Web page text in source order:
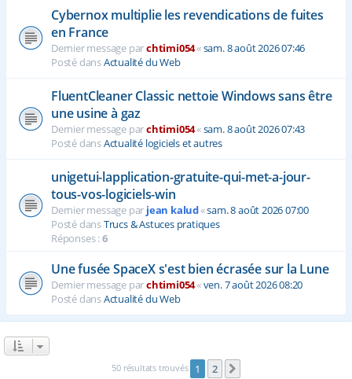
Cybernox multiplie les revendications de fuites
en France
Dernier message parchtimi054«sam. 8 août 2026 07:46
Posté dansActualité du Web
FluentCleaner Classic nettoie Windows sans être
une usine à gaz
Dernier message parchtimi054«sam. 8 août 2026 07:43
Posté dansActualité logiciels et autres
unigetui-lapplication-gratuite-qui-met-a-jour-
tous-vos-logiciels-win
Dernier message par jean kalud«sam. 8 août 2026 07:00
Posté dansTrucs & Astuces pratiques
Réponses :6
Une fusée SpaceX s'est bien écrasée sur la Lune
Dernier message parchtimi054«ven. 7 août 2026 08:20
Posté dansActualité du Web
50 résultats trouvés 1 2